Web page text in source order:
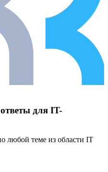
для IT-
любой теме из области IT